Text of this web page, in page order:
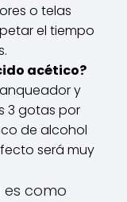
o telas
el tiempo
acético?
y
3 gotas por
de alcohol
será muy
como